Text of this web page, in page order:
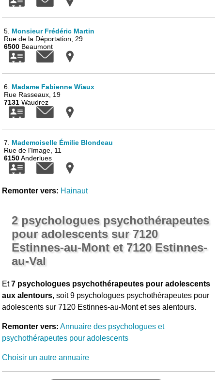
5. Monsieur Frédéric Martin
Rue de la Déportation, 29
6500 Beaumont
6. Madame Fabienne Wiaux
Rue Rasseaux, 19
7131 Waudrez
7. Mademoiselle Émilie Blondeau
Rue de l'Image, 11
6150Anderlues
Remonter vers: Hainaut
2 psychologues psychothérapeutes
pour adolescents sur 7120
Estinnes-au-Mont et 7120 Estinnes-
au-Val
Et7 psychologues psychothérapeutes pour adolescents
aux alentours, soit 9 psychologues psychothérapeutes pour
adolescents sur 7120 Estinnes-au-Mont et ses alentours.
Remonter vers: Annuaire des psychologues et
psychothérapeutes pour adolescents
Choisir un autre annuaire